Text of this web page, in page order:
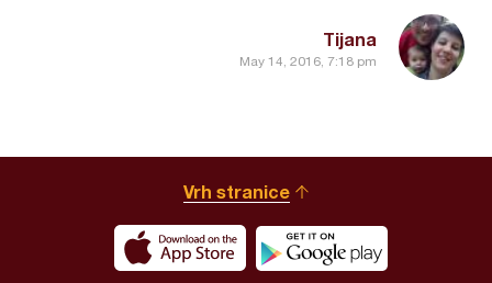
Tijana
May 14, 2016, 7:18 pm
Vrh stranice